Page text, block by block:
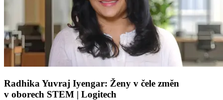
Radhika Yuvraj Iyengar: Ženy v čele změn
v oborech STEM | Logitech